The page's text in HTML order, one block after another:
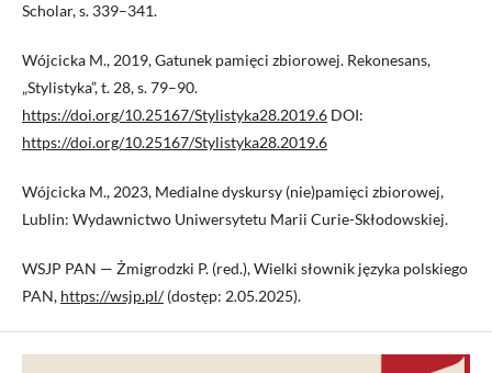
Scholar, s. 339–341.
Wójcicka M., 2019, Gatunek pamięci zbiorowej. Rekonesans,
„Stylistyka”, t. 28, s. 79–90.
https://doi.org/10.25167/Stylistyka28.2019.6 DOI:
https://doi.org/10.25167/Stylistyka28.2019.6
Wójcicka M., 2023, Medialne dyskursy (nie)pamięci zbiorowej,
Lublin: Wydawnictwo Uniwersytetu Marii Curie-Skłodowskiej.
WSJP PAN — Żmigrodzki P. (red.), Wielki słownik języka polskiego
PAN, https://wsjp.pl/(dostęp: 2.05.2025).